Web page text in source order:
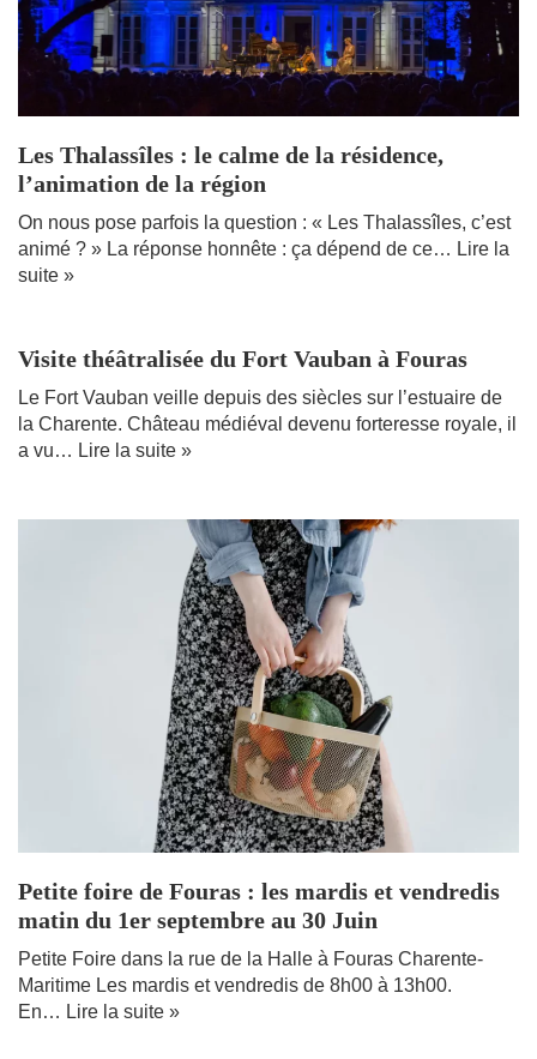
Les Thalassîles : le calme de la résidence,
l’animation de la région
On nous pose parfois la question : « Les Thalassîles, c’est
animé ? » La réponse honnête : ça dépend de ce… Lire la
suite »
Visite théâtralisée du Fort Vauban à Fouras
Le Fort Vauban veille depuis des siècles sur l’estuaire de
la Charente. Château médiéval devenu forteresse royale, il
a vu… Lire la suite »
Petite foire de Fouras : les mardis et vendredis
matin du 1er septembre au 30 Juin
Petite Foire dans la rue de la Halle à Fouras Charente-
Maritime Les mardis et vendredis de 8h00 à 13h00.
En… Lire la suite »